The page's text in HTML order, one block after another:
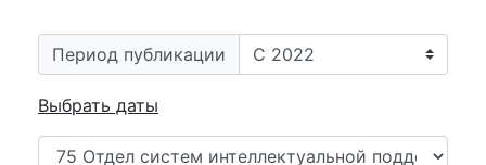
Период публикации
Выбрать даты